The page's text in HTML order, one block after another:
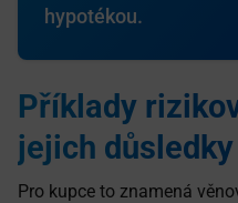
hypotékou.
Příklady
jejich důsledky
Pro kupce to znamená